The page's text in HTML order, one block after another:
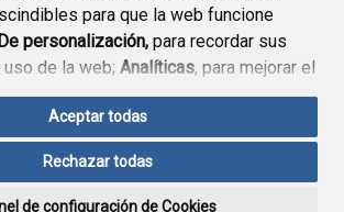
para que la web funcione
personalización, para recordar sus
de la web; Analíticas, para mejorar el
la web y sus servicios.
el botón“Aceptar todas”
acepta su uso. Si pulsa el botón
Aceptar todas
Rechazar todas
de configuración de Cookies